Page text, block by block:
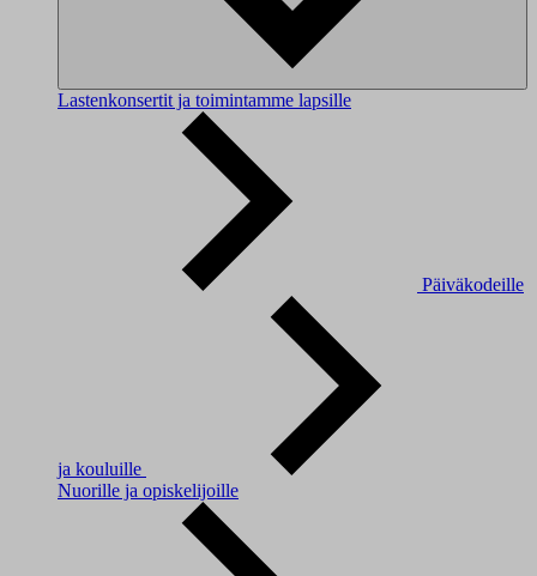
Lastenkonsertit ja toimintamme lapsille
Päiväkodeille
ja kouluille
Nuorille ja opiskelijoille